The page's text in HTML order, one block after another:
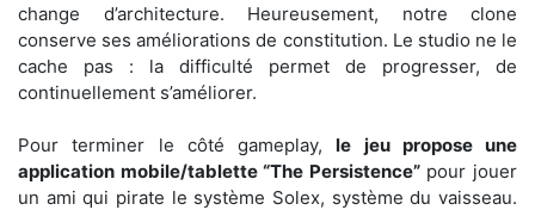
change d’architecture. Heureusement, notre clone
conserve ses améliorations de constitution. Le studio ne le
cache pas : la difficulté permet de progresser, de
continuellement s’améliorer.
Pour terminer le côté gameplay,le jeu propose une
application mobile/tablette “The Persistence”pour jouer
un ami qui pirate le système Solex, système du vaisseau.